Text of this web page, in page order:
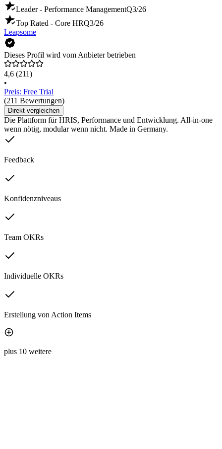
Leader - Performance ManagementQ3/26
Top Rated - Core HRQ3/26
Leapsome
Dieses Profil wird vom Anbieter betrieben
4,6 (211)
•
Preis: Free Trial
(211 Bewertungen)
Direkt vergleichen
Die Plattform für HRIS, Performance und Entwicklung. All-in-one
wenn nötig, modular wenn nicht. Made in Germany.
Feedback
Konfidenzniveaus
Team OKRs
Individuelle OKRs
Erstellung von Action Items
plus 10 weitere